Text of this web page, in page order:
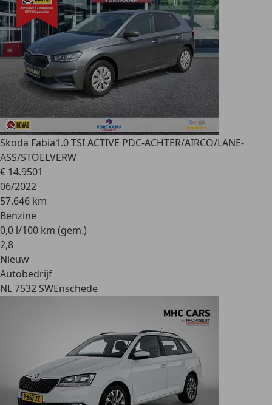
Skoda Fabia1.0 TSI ACTIVE PDC-ACHTER/AIRCO/LANE-
ASS/STOELVERW
€ 14.9501
06/2022
57.646 km
Benzine
0,0 l/100 km (gem.)
2,8
Nieuw
Autobedrijf
NL 7532 SWEnschede